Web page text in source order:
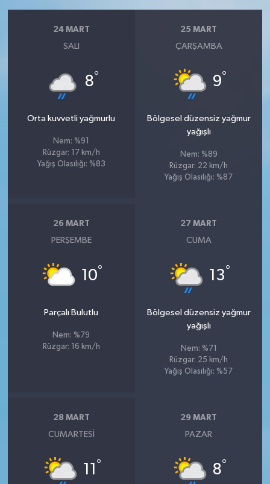
24 MART
SALI
8°
Orta kuvvetli yağmurlu
Nem: %91
Rüzgar: 17 km/h
Yağış Olasılığı: %83
25 MART
ÇARŞAMBA
9°
Bölgesel düzensiz yağmur
yağışlı
Nem: %89
Rüzgar: 22 km/h
Yağış Olasılığı: %87
26 MART
PERŞEMBE
10°
Parçalı Bulutlu
Nem: %79
Rüzgar: 16 km/h
27 MART
CUMA
13°
Bölgesel düzensiz yağmur
yağışlı
Nem: %71
Rüzgar: 25 km/h
Yağış Olasılığı: %57
28 MART
CUMARTESI
11 °
29 MART
PAZAR
8°